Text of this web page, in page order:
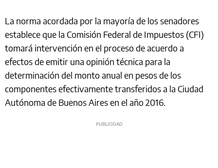
La norma acordada por la mayoría de los senadores
establece que la Comisión Federal de Impuestos (CFI)
tomará intervención en el proceso de acuerdo a
efectos de emitir una opinión técnica para la
determinación del monto anual en pesos de los
componentes efectivamente transferidos a la Ciudad
Autónoma de Buenos Aires en el año 2016.